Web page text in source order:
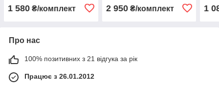
1 580 ₴/комплект 2 950₴/комплект 1
Про нас
100% позитивних з 21 відгука за рік
Працює з 26.01.2012